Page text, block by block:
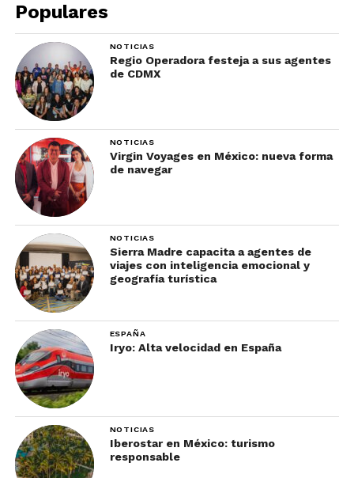
Populares
NOTICIAS
Regio Operadora festeja a sus agentes
de CDMX
NOTICIAS
Virgin Voyages en México: nueva forma
de navegar
NOTICIAS
Sierra Madre capacita a agentes de
viajes con inteligencia emocional y
geografía turística
ESPAÑA
Iryo: Alta velocidad en España
NOTICIAS
Iberostar en México: turismo
responsable